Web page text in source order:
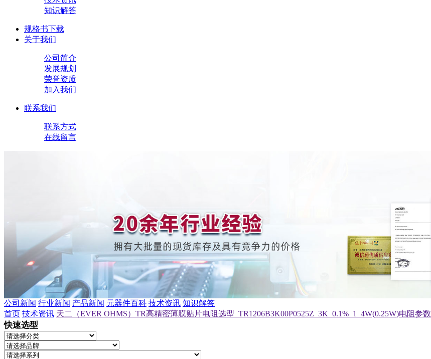
知识解答
规格书下载
关于我们
公司简介
发展规划
荣誉资质
加入我们
联系我们
联系方式
在线留言
公司新闻 行业新闻 产品新闻 元器件百科 技术资讯 知识解答
首页 技术资讯 天二（EVER OHMS）TR高精密薄膜贴片电阻选型_TR1206B3K00P0525Z_3K_0.1%_1_4W(0.25W)电阻参数
快速选型